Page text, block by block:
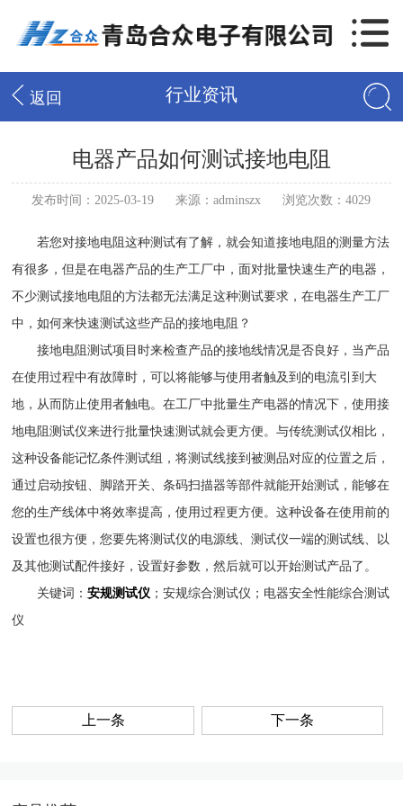
返回 行业资讯
电器产品如何测试接地电阻
发布时间：2025-03-19 来源：adminszx 浏览次数：4029
若您对接地电阻这种测试有了解，就会知道接地电阻的测量方法
有很多，但是在电器产品的生产工厂中，面对批量快速生产的电器，
不少测试接地电阻的方法都无法满足这种测试要求，在电器生产工厂
中，如何来快速测试这些产品的接地电阻？
接地电阻测试项目时来检查产品的接地线情况是否良好，当产品
在使用过程中有故障时，可以将能够与使用者触及到的电流引到大
地，从而防止使用者触电。在工厂中批量生产电器的情况下，使用接
地电阻测试仪来进行批量快速测试就会更方便。与传统测试仪相比，
这种设备能记忆条件测试组，将测试线接到被测品对应的位置之后，
通过启动按钮、脚踏开关、条码扫描器等部件就能开始测试，能够在
您的生产线体中将效率提高，使用过程更方便。这种设备在使用前的
设置也很方便，您要先将测试仪的电源线、测试仪一端的测试线、以
及其他测试配件接好，设置好参数，然后就可以开始测试产品了。
关键词：安规测试仪 ；安规综合测试仪；电器安全性能综合测试
仪
上一条 下一条